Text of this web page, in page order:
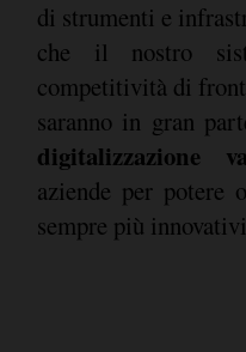
di strumenti e
che il nostro
competitività di
saranno in gran
digitalizzazione
aziende per potere
sempre più